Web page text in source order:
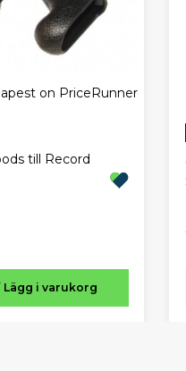
till Record
Lägg i varukorg